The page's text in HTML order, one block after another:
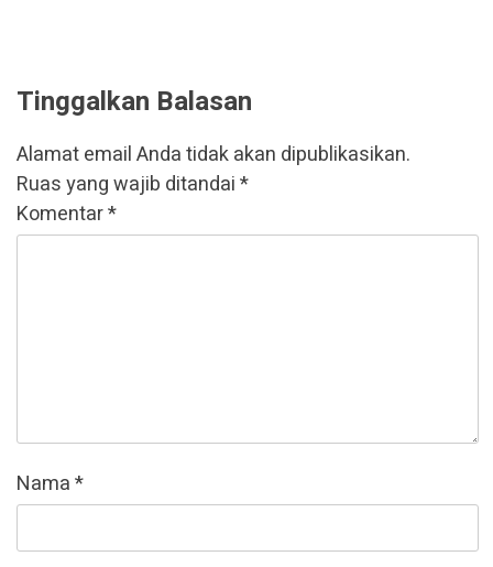
Tinggalkan Balasan
Alamat email Anda tidak akan dipublikasikan.
Ruas yang wajib ditandai*
Komentar*
Nama*